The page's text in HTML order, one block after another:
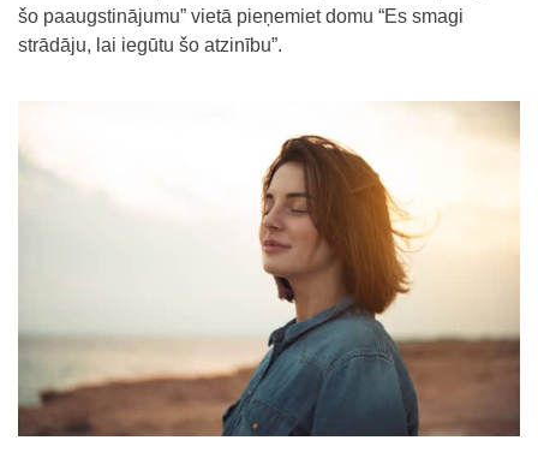
šo paaugstinājumu” vietā pieņemiet domu “Es smagi
strādāju, lai iegūtu šo atzinību”.